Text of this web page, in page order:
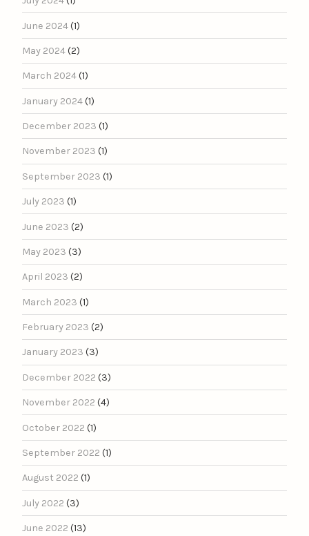
June 2024(1)
May 2024(2)
March 2024(1)
January 2024(1)
December 2023 (1)
November 2023 (1)
September 2023 (1)
July 2023 (1)
June 2023 (2)
May 2023 (3)
April 2023 (2)
March 2023 (1)
February 2023 (2)
January 2023 (3)
December 2022 (3)
November 2022 (4)
October 2022 (1)
September 2022 (1)
August 2022 (1)
July 2022 (3)
June 2022 (13)